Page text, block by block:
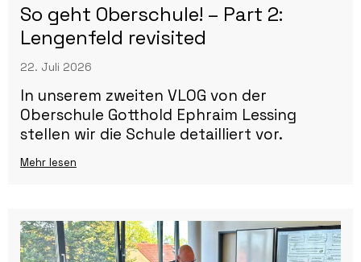
So geht Oberschule! – Part 2:
Lengenfeld revisited
22. Juli 2026
In unserem zweiten VLOG von der
Oberschule Gotthold Ephraim Lessing
stellen wir die Schule detailliert vor.
Mehr lesen